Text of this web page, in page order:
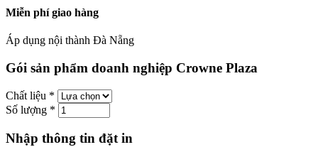
Miễn phí giao hàng
Áp dụng nội thành Đà Nẵng
Gói sản phẩm doanh nghiệp Crowne Plaza
Chất liệu *
Số lượng *
Nhập thông tin đặt in